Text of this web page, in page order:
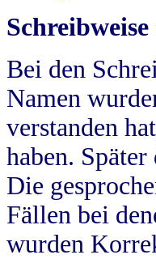
Bei den
Namen
verstanden
haben.
Die
Fällen bei
wurden